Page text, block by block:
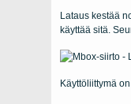
Lataus kestää
käyttää sitä.
Käyttöliittymä